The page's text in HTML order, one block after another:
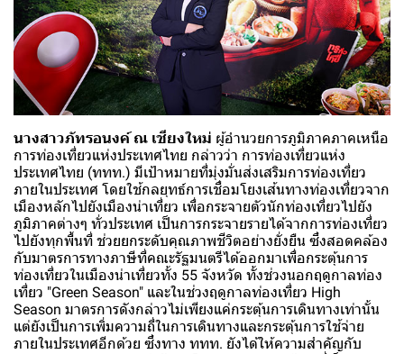
นางสาวภัทรอนงค์ ณ เชียงใหม่ ผู้อำนวยการภูมิภาคภาคเหนือ
การท่องเที่ยวแห่งประเทศไทย กล่าวว่า การท่องเที่ยวแห่ง
ประเทศไทย (ททท.) มีเป้าหมายที่มุ่งมั่นส่งเสริมการท่องเที่ยว
ภายในประเทศ โดยใช้กลยุทธ์การเชื่อมโยงเส้นทางท่องเที่ยวจาก
เมืองหลักไปยังเมืองน่าเที่ยว เพื่อกระจายตัวนักท่องเที่ยวไปยัง
ภูมิภาคต่างๆ ทั่วประเทศ เป็นการกระจายรายได้จากการท่องเที่ยว
ไปยังทุกพื้นที่ ช่วยยกระดับคุณภาพชีวิตอย่างยั่งยืน ซึ่งสอดคล้อง
กับมาตรการทางภาษีที่คณะรัฐมนตรีได้ออกมาเพื่อกระตุ้นการ
ท่องเที่ยวในเมืองน่าเที่ยวทั้ง 55 จังหวัด ทั้งช่วงนอกฤดูกาลท่อง
เที่ยว "Green Season" และในช่วงฤดูกาลท่องเที่ยว High
Season มาตรการดังกล่าวไม่เพียงแค่กระตุ้นการเดินทางเท่านั้น
แต่ยังเป็นการเพิ่มความถี่ในการเดินทางและกระตุ้นการใช้จ่าย
ภายในประเทศอีกด้วย ซึ่งทาง ททท. ยังได้ให้ความสำคัญกับ